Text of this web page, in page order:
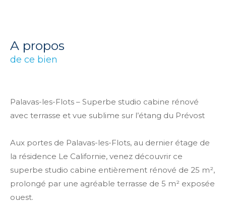
a propos
de ce bien
Palavas-les-Flots – Superbe studio cabine rénové
avec terrasse et vue sublime sur l’étang du Prévost
Aux portes de Palavas-les-Flots, au dernier étage de
la résidence Le Californie, venez découvrir ce
superbe studio cabine entièrement rénové de 25 m²,
prolongé par une agréable terrasse de 5 m² exposée
ouest.